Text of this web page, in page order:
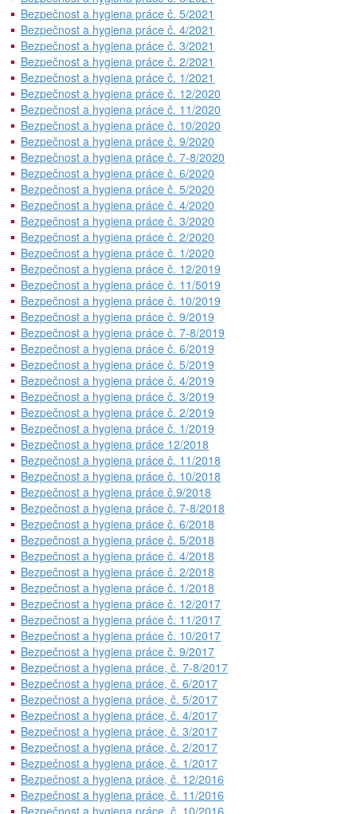
Bezpečnost a hygiena práce č. 5/2021
Bezpečnost a hygiena práce č. 4/2021
Bezpečnost a hygiena práce č. 3/2021
Bezpečnost a hygiena práce č. 2/2021
Bezpečnost a hygiena práce č. 1/2021
Bezpečnost a hygiena práce č. 12/2020
Bezpečnost a hygiena práce č. 11/2020
Bezpečnost a hygiena práce č. 10/2020
Bezpečnost a hygiena práce č. 9/2020
Bezpečnost a hygiena práce č. 7-8/2020
Bezpečnost a hygiena práce č. 6/2020
Bezpečnost a hygiena práce č. 5/2020
Bezpečnost a hygiena práce č. 4/2020
Bezpečnost a hygiena práce č. 3/2020
Bezpečnost a hygiena práce č. 2/2020
Bezpečnost a hygiena práce č. 1/2020
Bezpečnost a hygiena práce č. 12/2019
Bezpečnost a hygiena práce č. 11/5019
Bezpečnost a hygiena práce č. 10/2019
Bezpečnost a hygiena práce č. 9/2019
Bezpečnost a hygiena práce č. 7-8/2019
Bezpečnost a hygiena práce č. 6/2019
Bezpečnost a hygiena práce č. 5/2019
Bezpečnost a hygiena práce č. 4/2019
Bezpečnost a hygiena práce č. 3/2019
Bezpečnost a hygiena práce č. 2/2019
Bezpečnost a hygiena práce č. 1/2019
Bezpečnost a hygiena práce 12/2018
Bezpečnost a hygiena práce č. 11/2018
Bezpečnost a hygiena práce č. 10/2018
Bezpečnost a hygiena práce č.9/2018
Bezpečnost a hygiena práce č. 7-8/2018
Bezpečnost a hygiena práce č. 6/2018
Bezpečnost a hygiena práce č. 5/2018
Bezpečnost a hygiena práce č. 4/2018
Bezpečnost a hygiena práce č. 2/2018
Bezpečnost a hygiena práce č. 1/2018
Bezpečnost a hygiena práce č. 12/2017
Bezpečnost a hygiena práce č. 11/2017
Bezpečnost a hygiena práce č. 10/2017
Bezpečnost a hygiena práce č. 9/2017
Bezpečnost a hygiena práce, č. 7-8/2017
Bezpečnost a hygiena práce, č. 6/2017
Bezpečnost a hygiena práce, č. 5/2017
Bezpečnost a hygiena práce, č. 4/2017
Bezpečnost a hygiena práce, č. 3/2017
Bezpečnost a hygiena práce, č. 2/2017
Bezpečnost a hygiena práce, č. 1/2017
Bezpečnost a hygiena práce, č. 12/2016
Bezpečnost a hygiena práce, č. 11/2016
Bezpečnost a hygiena práce, č. 10/2016